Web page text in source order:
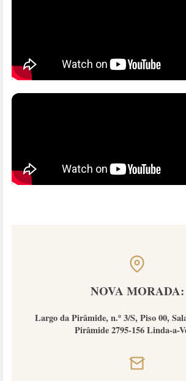
NOVA MORADA:
Largo da Pirâmide, n.º 3/S, Piso 00,
Pirâmide 2795-156 Linda-a-